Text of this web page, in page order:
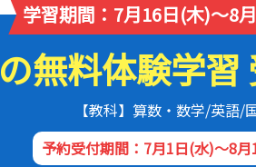
学習期間：7月16日(木)～8
無料体験学習
【教科】算数・数学/英語/
予約受付期間：7月1日(水)～8